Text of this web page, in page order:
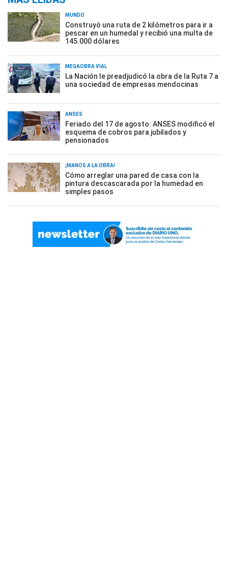
MUNDO
Construyó una ruta de 2 kilómetros para ir a
pescar en un humedal y recibió una multa de
145.000 dólares
MEGAOBRA VIAL
La Nación le preadjudicó la obra de la Ruta 7 a
una sociedad de empresas mendocinas
ANSES
Feriado del 17 de agosto: ANSES modificó el
esquema de cobros para jubilados y
pensionados
¡MANOS A LA OBRA!
Cómo arreglar una pared de casa con la
pintura descascarada por la humedad en
simples pasos